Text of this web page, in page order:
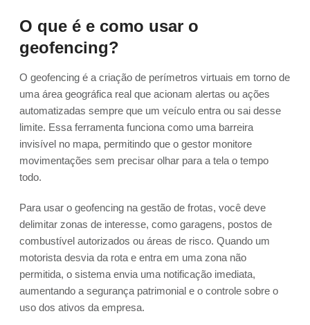
O que é e como usar o
geofencing?
O geofencing é a criação de perímetros virtuais em torno de
uma área geográfica real que acionam alertas ou ações
automatizadas sempre que um veículo entra ou sai desse
limite. Essa ferramenta funciona como uma barreira
invisível no mapa, permitindo que o gestor monitore
movimentações sem precisar olhar para a tela o tempo
todo.
Para usar o geofencing na gestão de frotas, você deve
delimitar zonas de interesse, como garagens, postos de
combustível autorizados ou áreas de risco. Quando um
motorista desvia da rota e entra em uma zona não
permitida, o sistema envia uma notificação imediata,
aumentando a segurança patrimonial e o controle sobre o
uso dos ativos da empresa.